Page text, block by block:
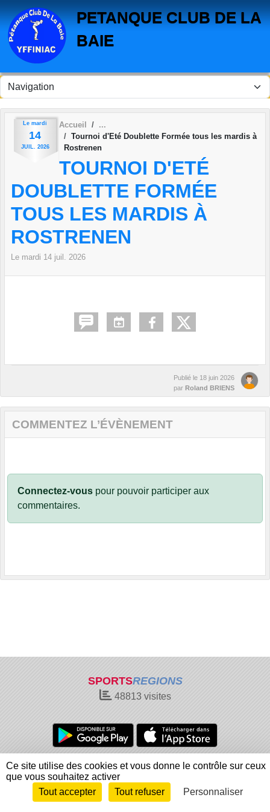
PETANQUE CLUB DE LA
BAIE
Le mardi
14
JUIL. 2026
Accueil
Tournoi d'Eté Doublette Formée tous les mardis à
Rostrenen
TOURNOI D'ETÉ
DOUBLETTE FORMÉE
TOUS LES MARDIS À
ROSTRENEN
Le mardi 14 juil. 2026
Publié le 18 juin 2026
par Roland BRIENS
COMMENTEZ L’ÉVÈNEMENT
Connectez-vous pour pouvoir participer aux
commentaires.
SPORTSREGIONS
48813visites
Charte cookies
Gestion des cookies
Informations légales
Signaler un contenu inapproprié
Envie de participer ?
Connexion
Panneau de gestion des cookies
Ce site utilise des cookies et vous donne le contrôle sur ceux
que vous souhaitez activer
Tout accepter
Tout refuser Personnaliser